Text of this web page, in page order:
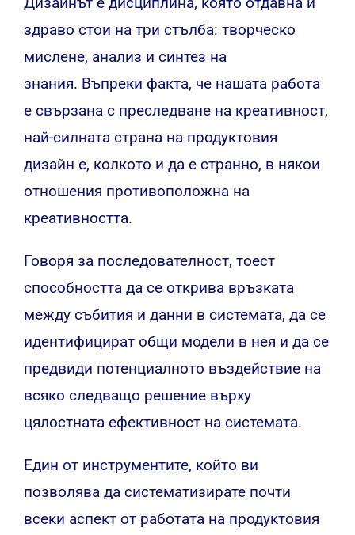
здраво стои на три стълба: творческо
мислене, анализ и синтез на
знания. Въпреки факта, че нашата работа
е свързана с преследване на креативност,
най-силната страна на продуктовия
дизайн е, колкото и да е странно, в някои
отношения противоположна на
креативността.
Говоря за последователност, тоест
способността да се открива връзката
между събития и данни в системата, да се
идентифицират общи модели в нея и да се
предвиди потенциалното въздействие на
всяко следващо решение върху
цялостната ефективност на системата.
Един от инструментите, който ви
позволява да систематизирате почти
всеки аспект от работата на продуктовия